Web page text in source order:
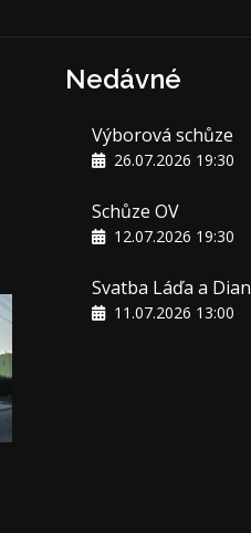
Nedávné
Výborová schůze
26.07.2026 19:30
Schůze OV
12.07.2026 19:30
Svatba Láďa a Dian
11.07.2026 13:00